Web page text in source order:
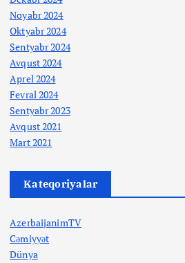
Noyabr 2024
Oktyabr 2024
Sentyabr 2024
Avqust 2024
Aprel 2024
Fevral 2024
Sentyabr 2023
Avqust 2021
Mart 2021
Kateqoriyalar
AzerbaijanimTV
Cəmiyyət
Dünya